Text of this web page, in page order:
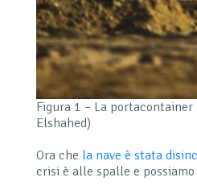
Figura 1 – La
Elshahed)
Ora che la nave è stata
crisi è alle spalle e